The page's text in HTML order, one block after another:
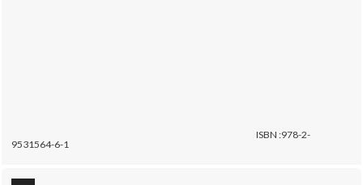
ISBN :978-2-
9531564-6-1